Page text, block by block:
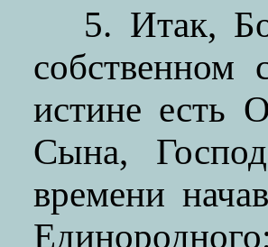
5. Итак,
истине есть
Сына,
времени